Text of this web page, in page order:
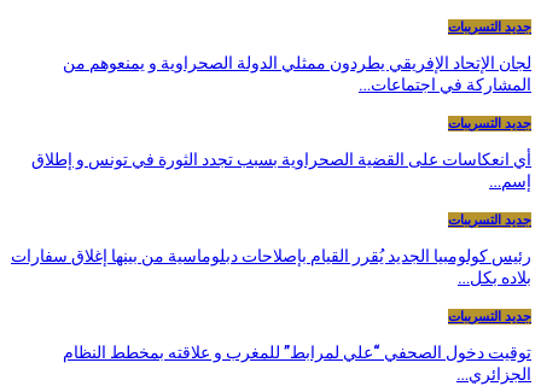
جديد التسريبات
لجان الإتحاد الإفريقي يطردون ممثلي الدولة الصحراوية و يمنعوهم من
المشاركة في اجتماعات…
جديد التسريبات
أي انعكاسات على القضية الصحراوية بسبب تجدد الثورة في تونس و إطلاق
إسم…
جديد التسريبات
رئيس كولومبيا الجديد يُقرر القيام بإصلاحات دبلوماسية من بينها إغلاق سفارات
بلاده بكل…
جديد التسريبات
توقيت دخول الصحفي “علي لمرابط” للمغرب و علاقته بمخطط النظام
الجزائري…